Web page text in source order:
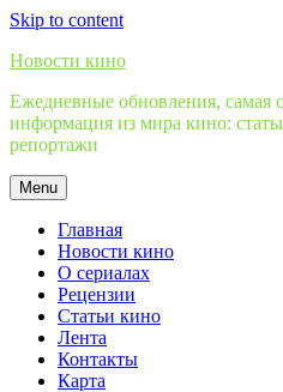
Skip to content
Новости кино
Ежедневные обновления, самая
информация из мира кино:
репортажи
Menu
Главная
Новости кино
О сериалах
Рецензии
Статьи кино
Лента
Контакты
Карта